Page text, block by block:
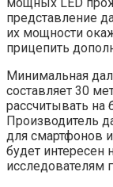
представление
их мощности
прицепить
Минимальная
составляет 30
рассчитывать на
Производитель
для смартфонов
будет
исследователям